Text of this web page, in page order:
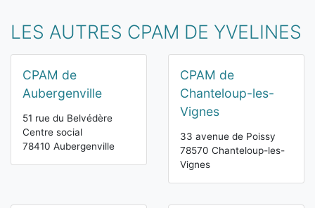
LES AUTRES CPAM DE YVELINES
CPAM de
Aubergenville
51 rue du Belvédère
Centre social
78410 Aubergenville
CPAM de
Chanteloup-les-
Vignes
33 avenue de Poissy
78570 Chanteloup-les-
Vignes